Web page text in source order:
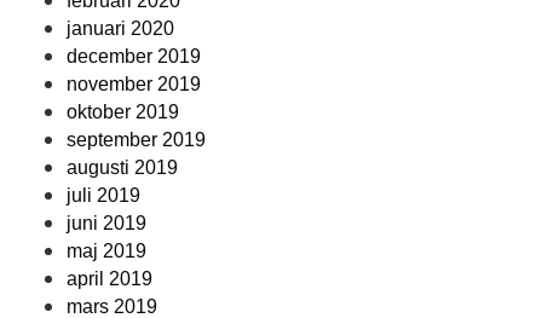
januari 2020
december 2019
november 2019
oktober 2019
september 2019
augusti 2019
juli 2019
juni 2019
maj 2019
april 2019
mars 2019